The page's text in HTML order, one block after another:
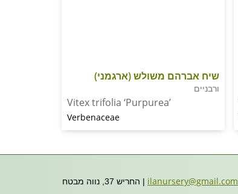
שיח אברהם משולש (ארגמני)
ורבניים
Vitex trifolia ‘Purpurea’
Verbenaceae
ilanursery@gmail.com | החריש 37, נווה מבטח